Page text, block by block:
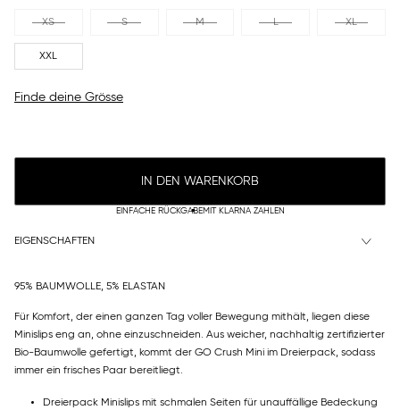
XS S M L XL
XXL
Finde deine Grösse
IN DEN WARENKORB
EINFACHE RÜCKGABEMIT KLARNA ZAHLEN
EIGENSCHAFTEN
95% BAUMWOLLE, 5% ELASTAN
Für Komfort, der einen ganzen Tag voller Bewegung mithält, liegen diese
Minislips eng an, ohne einzuschneiden. Aus weicher, nachhaltig zertifizierter
Bio-Baumwolle gefertigt, kommt der GO Crush Mini im Dreierpack, sodass
immer ein frisches Paar bereitliegt.
Dreierpack Minislips mit schmalen Seiten für unauffällige Bedeckung